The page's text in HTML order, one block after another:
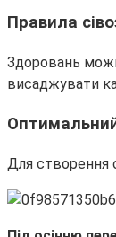
Правила
Здоровань
висаджувати
Для створення